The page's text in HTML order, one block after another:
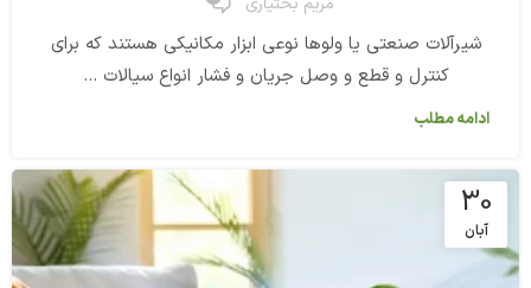
شیرآلات صنعتی یا ولوها نوعی ابزار مکانیکی هستند که برای
کنترل و قطع و وصل جریان و فشار انواع سیالات ...
ادامه مطلب
30
آبان